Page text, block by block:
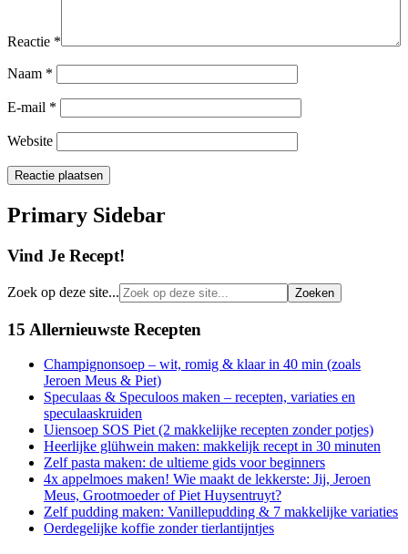
Reactie *
Naam *
E-mail *
Website
Primary Sidebar
Vind Je Recept!
Zoek op deze site...
15 Allernieuwste Recepten
Champignonsoep – wit, romig & klaar in 40 min (zoals
Jeroen Meus & Piet)
Speculaas & Speculoos maken – recepten, variaties en
speculaaskruiden
Uiensoep SOS Piet (2 makkelijke recepten zonder potjes)
Heerlijke glühwein maken: makkelijk recept in 30 minuten
Zelf pasta maken: de ultieme gids voor beginners
4x appelmoes maken! Wie maakt de lekkerste: Jij, Jeroen
Meus, Grootmoeder of Piet Huysentruyt?
Zelf pudding maken: Vanillepudding & 7 makkelijke variaties
Oerdegelijke koffie zonder tierlantijntjes